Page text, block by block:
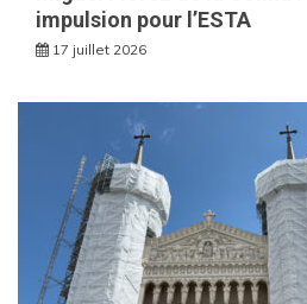
impulsion pour l’ESTA
17 juillet 2026